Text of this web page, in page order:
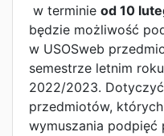
w terminie od 10
będzie możliwość
w USOSweb
semestrze letnim
2022/2023.
przedmiotów,
wymuszania podpięć